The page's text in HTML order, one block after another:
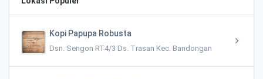
Kopi Papupa Robusta
Dsn. Sengon RT4/3 Ds. Trasan Kec. Bandongan